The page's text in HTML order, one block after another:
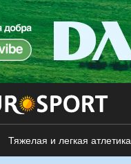
Тяжелая и легкая атлетика